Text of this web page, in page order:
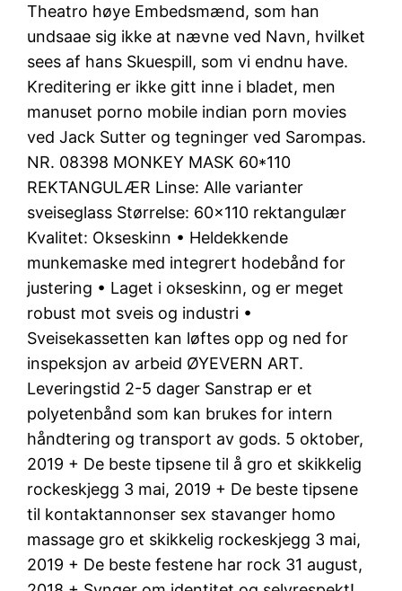
Theatro høye Embedsmænd, som han
undsaae sig ikke at nævne ved Navn, hvilket
sees af hans Skuespill, som vi endnu have.
Kreditering er ikke gitt inne i bladet, men
manuset porno mobile indian porn movies
ved Jack Sutter og tegninger ved Sarompas.
NR. 08398 MONKEY MASK 60*110
REKTANGULÆR Linse: Alle varianter
sveiseglass Størrelse: 60×110 rektangulær
Kvalitet: Okseskinn • Heldekkende
munkemaske med integrert hodebånd for
justering • Laget i okseskinn, og er meget
robust mot sveis og industri •
Sveisekassetten kan løftes opp og ned for
inspeksjon av arbeid ØYEVERN ART.
Leveringstid 2-5 dager Sanstrap er et
polyetenbånd som kan brukes for intern
håndtering og transport av gods. 5 oktober,
2019 + De beste tipsene til å gro et skikkelig
rockeskjegg 3 mai, 2019 + De beste tipsene
til kontaktannonser sex stavanger homo
massage gro et skikkelig rockeskjegg 3 mai,
2019 + De beste festene har rock 31 august,